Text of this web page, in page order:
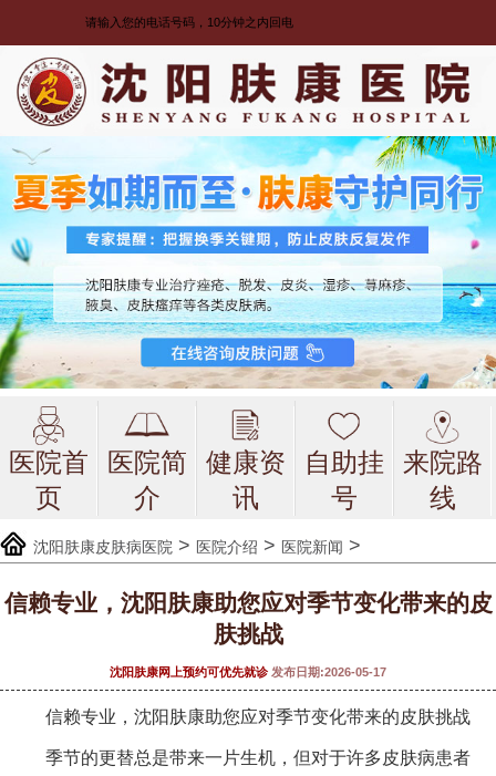
医院首
页
医院简
介
健康资
讯
自助挂
号
来院路
线
沈阳肤康皮肤病医院 > 医院介绍 > 医院新闻 >
信赖专业，沈阳肤康助您应对季节变化带来的皮
肤挑战
沈阳肤康网上预约可优先就诊 发布日期:2026-05-17
信赖专业，沈阳肤康助您应对季节变化带来的皮肤挑战
季节的更替总是带来一片生机，但对于许多皮肤病患者